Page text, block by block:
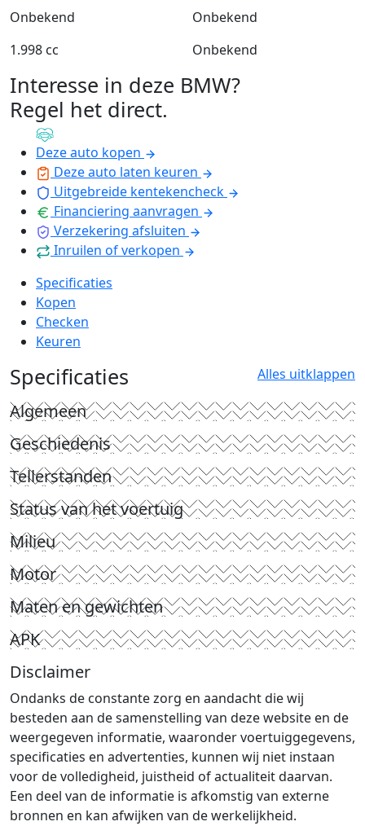
Onbekend
Onbekend
1.998 cc
Onbekend
Interesse in deze BMW?
Regel het direct.
Deze auto kopen
Deze auto laten keuren
Uitgebreide kentekencheck
Financiering aanvragen
Verzekering afsluiten
Inruilen of verkopen
Specificaties
Kopen
Checken
Keuren
Specificaties Alles uitklappen
Algemeen
Geschiedenis
Tellerstanden
Status van het voertuig
Milieu
Motor
Maten en gewichten
APK
Disclaimer
Ondanks de constante zorg en aandacht die wij
besteden aan de samenstelling van deze website en de
weergegeven informatie, waaronder voertuiggegevens,
specificaties en advertenties, kunnen wij niet instaan
voor de volledigheid, juistheid of actualiteit daarvan.
Een deel van de informatie is afkomstig van externe
bronnen en kan afwijken van de werkelijkheid.